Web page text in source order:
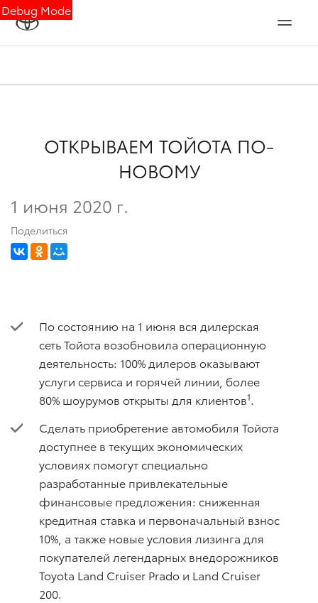
Debug Mode
ОТКРЫВАЕМ ТОЙОТА ПО-
НОВОМУ
1 июня 2020 г.
Поделиться
По состоянию на 1 июня вся дилерская
сеть Тойота возобновила операционную
деятельность: 100% дилеров оказывают
услуги сервиса и горячей линии, более
80% шоурумов открыты для клиентов1.
Сделать приобретение автомобиля Тойота
доступнее в текущих экономических
условиях помогут специально
разработанные привлекательные
финансовые предложения: сниженная
кредитная ставка и первоначальный взнос
10%, а также новые условия лизинга для
покупателей легендарных внедорожников
Toyota Land Cruiser Prado и Land Cruiser
200.